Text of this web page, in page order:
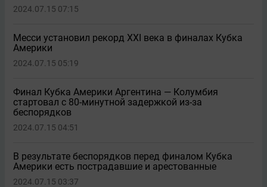
2024.07.15 07:15
Месси установил рекорд XXI века в финалах Кубка
Америки
2024.07.15 05:19
Финал Кубка Америки Аргентина — Колумбия
стартовал с 80-минутной задержкой из-за
беспорядков
2024.07.15 04:51
В результате беспорядков перед финалом Кубка
Америки есть пострадавшие и арестованные
2024.07.15 03:37